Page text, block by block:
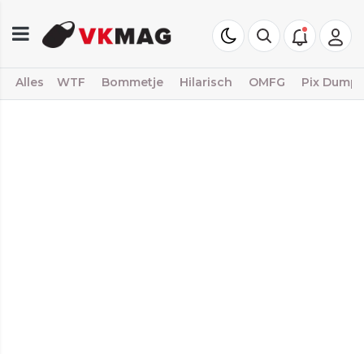
Alles WTF Bommetje Hilarisch OMFG Pix Dump